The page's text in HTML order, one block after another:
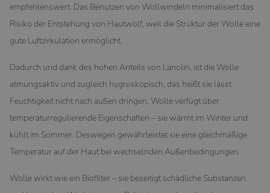
empfehlenswert. Das Benutzen von Wollwindeln minimalisiert das
Risiko der Entstehung von Hautwolf, weil die Struktur der Wolle eine
gute Luftzirkulation ermöglicht.
Dadurch und dank des hohen Anteils von Lanolin, ist die Wolle
atmungsaktiv und zugleich hygroskopisch, das heißt sie lässt
Feuchtigkeit nicht nach außen dringen. Wolle verfügt über
temperaturregulierende Eigenschaften – sie wärmt im Winter und
kühlt im Sommer. Deswegen gewährleistet sie eine gleichmäßige
Temperatur auf der Haut bei wechselnden Außenbedingungen.
Wolle wirkt wie ein Biofilter – sie beseitigt schädliche Substanzen